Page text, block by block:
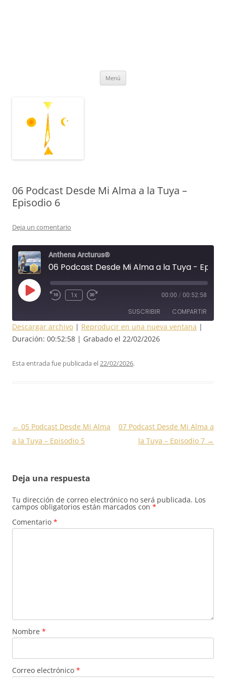
Menú
06 Podcast Desde Mi Alma a la Tuya –
Episodio 6
Deja un comentario
Anthena Arcturus®
1x 00:00 / 00:52:58
SUSCRIBIR COMPARTIR
COMPAR
ENLACE
Descargar archivo | Reproducir en una nueva ventana |
Duración: 00:52:58 | Grabado el 22/02/2026
Esta entrada fue publicada el22/02/2026.
Navegación
de
← 05 Podcast Desde Mi Alma
a la Tuya – Episodio 5
07 Podcast Desde Mi Alma a
la Tuya – Episodio 7 →
Deja una respuesta
Tu dirección de correo electrónico no será publicada. Los
campos obligatorios están marcados con *
Comentario *
Nombre *
Correo electrónico *